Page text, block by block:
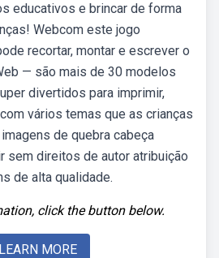
educativos e brincar de forma
Webcom este jogo
recortar, montar e escrever o
— são mais de 30 modelos
divertidos para imprimir,
vários temas que as crianças
de quebra cabeça
sem direitos de autor atribuição
de alta qualidade.
click the button below.
LEARN MORE